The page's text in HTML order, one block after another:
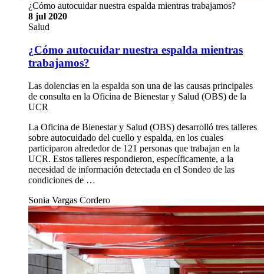
¿Cómo autocuidar nuestra espalda mientras trabajamos?
8 jul 2020
Salud
¿Cómo autocuidar nuestra espalda mientras
trabajamos?
Las dolencias en la espalda son una de las causas principales
de consulta en la Oficina de Bienestar y Salud (OBS) de la
UCR
La Oficina de Bienestar y Salud (OBS) desarrolló tres talleres
sobre autocuidado del cuello y espalda, en los cuales
participaron alrededor de 121 personas que trabajan en la
UCR. Estos talleres respondieron, específicamente, a la
necesidad de información detectada en el Sondeo de las
condiciones de …
Sonia Vargas Cordero